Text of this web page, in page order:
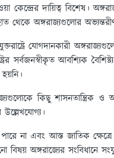
কেন্দ্রের দায়িত্ব বিশেষ।
থেকে অঙ্গরাজ্যগুলোর অভ্যন্তরীণ
যোগদানকারী
সর্বজনস্বীকৃত আবশ্যিক
হয়নি।
কিছু
উল্লেখযোগ্য।
না এবং আস্ত জাতিক ক্ষেত্রে
বিষয় অঙ্গরাজ্যের সংবিধানে